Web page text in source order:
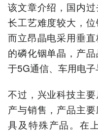
该文章介绍，国内
长工艺难度较大，位
而立昂晶电采用垂
的磷化铟单晶，产
于5G通信、车用电子
不过，兴业科技主
产与销售，产品主
具及特殊产品。在